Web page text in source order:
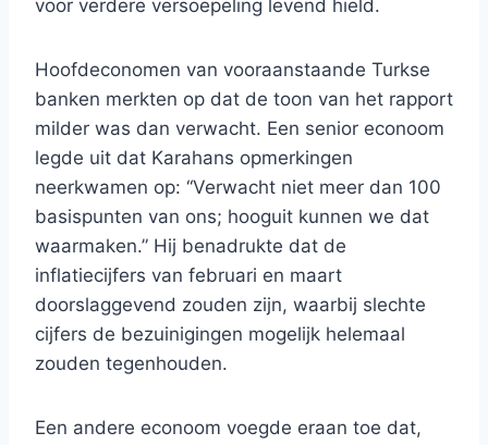
voor verdere versoepeling levend hield.
Hoofdeconomen van vooraanstaande Turkse
banken merkten op dat de toon van het rapport
milder was dan verwacht. Een senior econoom
legde uit dat Karahans opmerkingen
neerkwamen op: “Verwacht niet meer dan 100
basispunten van ons; hooguit kunnen we dat
waarmaken.” Hij benadrukte dat de
inflatiecijfers van februari en maart
doorslaggevend zouden zijn, waarbij slechte
cijfers de bezuinigingen mogelijk helemaal
zouden tegenhouden.
Een andere econoom voegde eraan toe dat,